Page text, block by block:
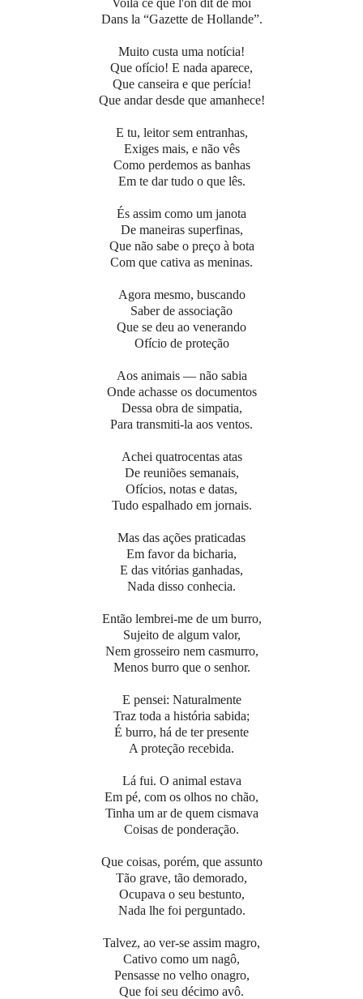
Dans la “Gazette de Hollande”.
Muito custa uma notícia!
Que ofício! E nada aparece,
Que canseira e que perícia!
Que andar desde que amanhece!
E tu, leitor sem entranhas,
Exiges mais, e não vês
Como perdemos as banhas
Em te dar tudo o que lês.
És assim como um janota
De maneiras superfinas,
Que não sabe o preço à bota
Com que cativa as meninas.
Agora mesmo, buscando
Saber de associação
Que se deu ao venerando
Ofício de proteção
Aos animais — não sabia
Onde achasse os documentos
Dessa obra de simpatia,
Para transmiti-la aos ventos.
Achei quatrocentas atas
De reuniões semanais,
Ofícios, notas e datas,
Tudo espalhado em jornais.
Mas das ações praticadas
Em favor da bicharia,
E das vitórias ganhadas,
Nada disso conhecia.
Então lembrei-me de um burro,
Sujeito de algum valor,
Nem grosseiro nem casmurro,
Menos burro que o senhor.
E pensei: Naturalmente
Traz toda a história sabida;
É burro, há de ter presente
A proteção recebida.
Lá fui. O animal estava
Em pé, com os olhos no chão,
Tinha um ar de quem cismava
Coisas de ponderação.
Que coisas, porém, que assunto
Tão grave, tão demorado,
Ocupava o seu bestunto,
Nada lhe foi perguntado.
Talvez, ao ver-se assim magro,
Cativo como um nagô,
Pensasse no velho onagro,
Que foi seu décimo avô.